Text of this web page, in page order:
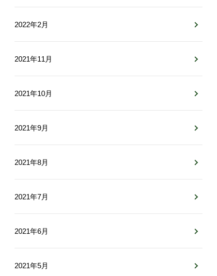
2022年2月
2021年11月
2021年10月
2021年9月
2021年8月
2021年7月
2021年6月
2021年5月